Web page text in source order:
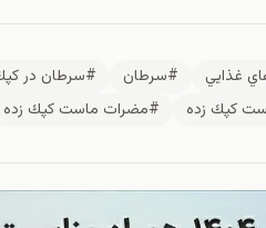
غذايي #سرطان #سرطان در
كپك زده #مضرات ماست كپك زده